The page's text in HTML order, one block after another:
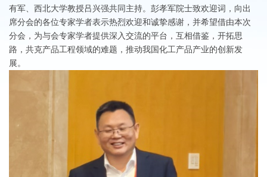
有军、西北大学教授吕兴强共同主持。彭孝军院士致欢迎词，向出
席分会的各位专家学者表示热烈欢迎和诚挚感谢，并希望借由本次
分会，为与会专家学者提供深入交流的平台，互相借鉴，开拓思
路，共克产品工程领域的难题，推动我国化工产品产业的创新发
展。